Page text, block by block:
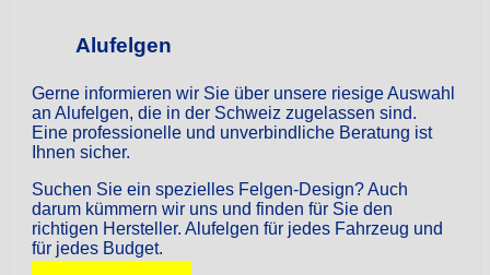
Alufelgen
Gerne informieren wir Sie über unsere riesige Auswahl
an Alufelgen, die in der Schweiz zugelassen sind.
Eine professionelle und unverbindliche Beratung ist
Ihnen sicher.
Suchen Sie ein spezielles Felgen-Design? Auch
darum kümmern wir uns und finden für Sie den
richtigen Hersteller. Alufelgen für jedes Fahrzeug und
für jedes Budget.